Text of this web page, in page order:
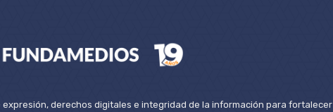
derechos digitales e integridad de la información para fortalecer